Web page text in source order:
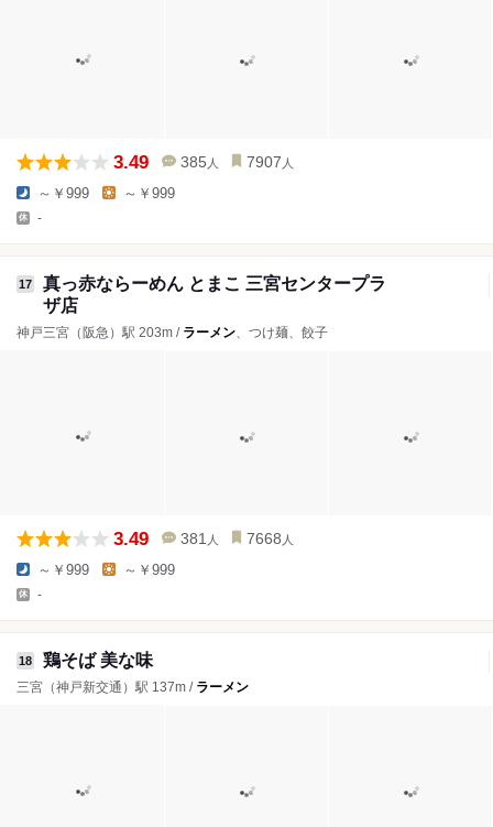
3.49 385 人 7907 人
～￥999 ～￥999
-
17
真っ赤ならーめん とまこ 三宮センタープラ
ザ店
神戸三宮（阪急）駅 203m / ラーメン、つけ麺、餃子
3.49 381 人 7668 人
～￥999 ～￥999
-
18 鶏そば 美な味
三宮（神戸新交通）駅 137m / ラーメン